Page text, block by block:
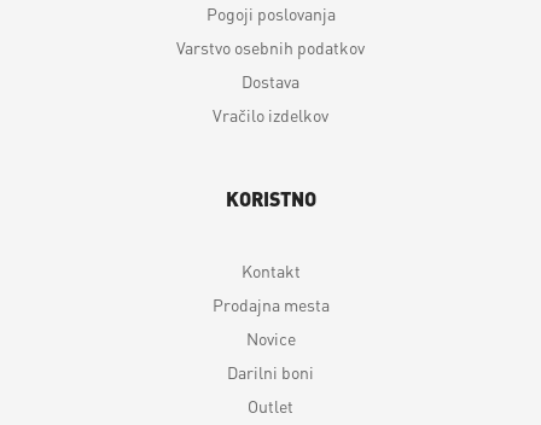
Pogoji poslovanja
Varstvo osebnih podatkov
Dostava
Vračilo izdelkov
KORISTNO
Kontakt
Prodajna mesta
Novice
Darilni boni
Outlet